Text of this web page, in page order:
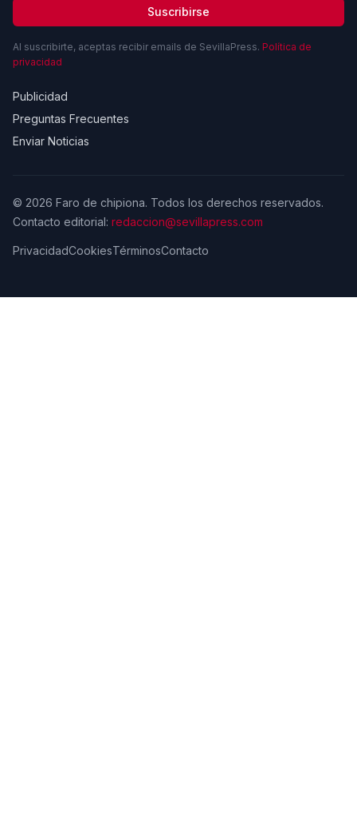
Suscribirse
Al suscribirte, aceptas recibir emails de SevillaPress. Política de
privacidad
Publicidad
Preguntas Frecuentes
Enviar Noticias
© 2026 Faro de chipiona. Todos los derechos reservados.
Contacto editorial: redaccion@sevillapress.com
PrivacidadCookiesTérminosContacto